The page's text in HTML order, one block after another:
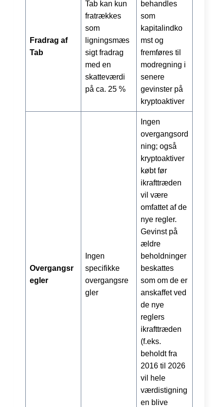
Fradrag af
Tab
Tab kan kun
fratrækkes
som
ligningsmæs
sigt fradrag
med en
skatteværdi
på ca. 25 %
behandles
som
kapitalindko
mst og
fremføres til
modregning i
senere
gevinster på
kryptoaktiver
Overgangsr
egler
Ingen
specifikke
overgangsre
gler
Ingen
overgangsord
ning; også
kryptoaktiver
købt før
ikrafttræden
vil være
omfattet af de
nye regler.
Gevinst på
ældre
beholdninger
beskattes
som om de er
anskaffet ved
de nye
reglers
ikrafttræden
(f.eks.
beholdt fra
2016 til 2026
vil hele
værdistigning
en blive